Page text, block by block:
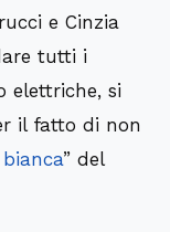
e Cinzia
tutti i
elettriche, si
il fatto di non
” del